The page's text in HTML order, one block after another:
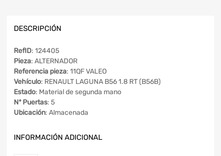
DESCRIPCIÓN
RefID: 124405
Pieza: ALTERNADOR
Referencia pieza: 11QF VALEO
Vehículo: RENAULT LAGUNA B56 1.8 RT (B56B)
Estado: Material de segunda mano
Nº Puertas: 5
Ubicación: Almacenada
INFORMACIÓN ADICIONAL